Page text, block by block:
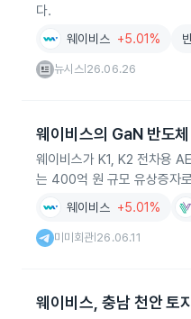
다.
웨이비스 +5.01%
뉴시스 26.06.26
웨이비스의 GaN 반도
웨이비스가 K1, K2 전차용
는 400억 원 규모 유상증자
웨이비스 +5.01%
미미회관 26.06.11
웨이비스, 충남 천안